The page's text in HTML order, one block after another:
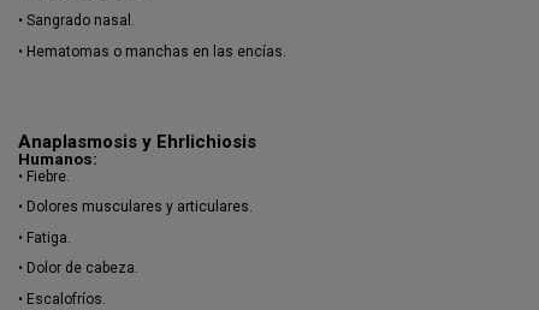
• Sangrado nasal.
• Hematomas o manchas en las encías.
Anaplasmosis y Ehrlichiosis
Humanos:
• Fiebre.
• Dolores musculares y articulares.
• Fatiga.
• Dolor de cabeza.
• Escalofríos.